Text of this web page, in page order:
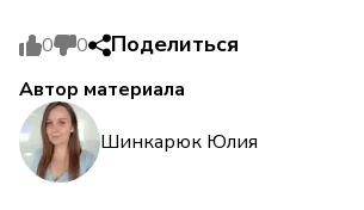
0 0 Поделиться
Автор материала
Шинкарюк Юлия